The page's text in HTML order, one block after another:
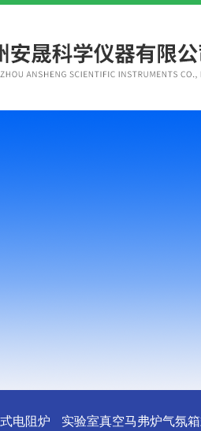
电阻炉 实验室真空马弗炉气氛